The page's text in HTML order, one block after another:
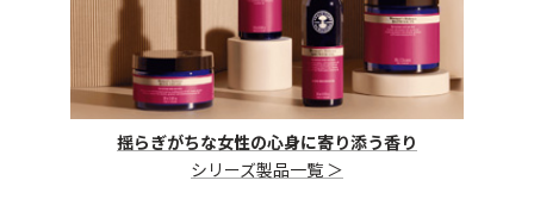
揺らぎがちな女性の心身に寄り添う香り
シリーズ製品一覧 ＞